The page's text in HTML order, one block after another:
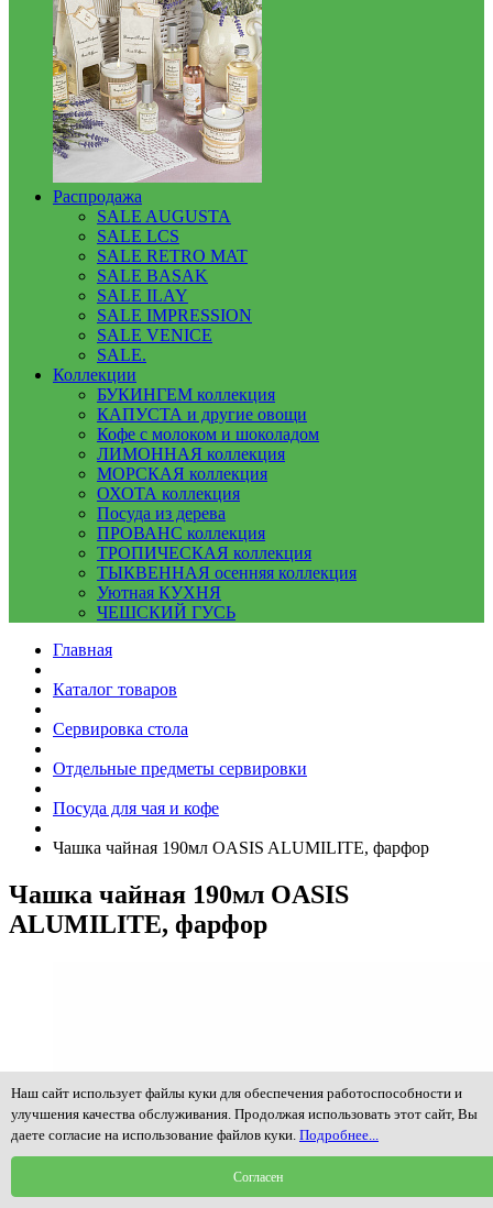
Распродажа
SALE AUGUSTA
SALE LCS
SALE RETRO MAT
SALE BASAK
SALE ILAY
SALE IMPRESSION
SALE VENICE
SALE.
Коллекции
БУКИНГЕМ коллекция
КАПУСТА и другие овощи
Кофе с молоком и шоколадом
ЛИМОННАЯ коллекция
МОРСКАЯ коллекция
ОХОТА коллекция
Посуда из дерева
ПРОВАНС коллекция
ТРОПИЧЕСКАЯ коллекция
ТЫКВЕННАЯ осенняя коллекция
Уютная КУХНЯ
ЧЕШСКИЙ ГУСЬ
Главная
Каталог товаров
Сервировка стола
Отдельные предметы сервировки
Посуда для чая и кофе
Чашка чайная 190мл OASIS ALUMILITE, фарфор
Чашка чайная 190мл OASIS
ALUMILITE, фарфор
Наш сайт использует файлы куки для обеспечения работоспособности и
улучшения качества обслуживания. Продолжая использовать этот сайт, Вы
даете согласие на использование файлов куки. Подробнее...
Согласен